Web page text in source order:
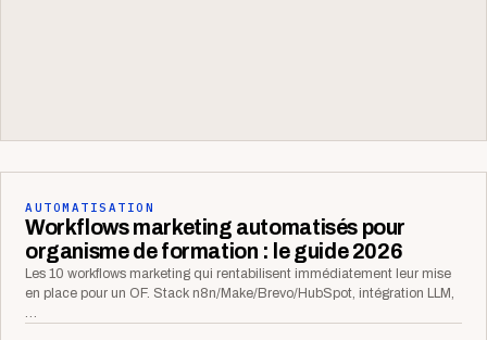
AUTOMATISATION
Workflows marketing automatisés pour
organisme de formation : le guide 2026
Les 10 workflows marketing qui rentabilisent immédiatement leur mise
en place pour un OF. Stack n8n/Make/Brevo/HubSpot, intégration LLM,